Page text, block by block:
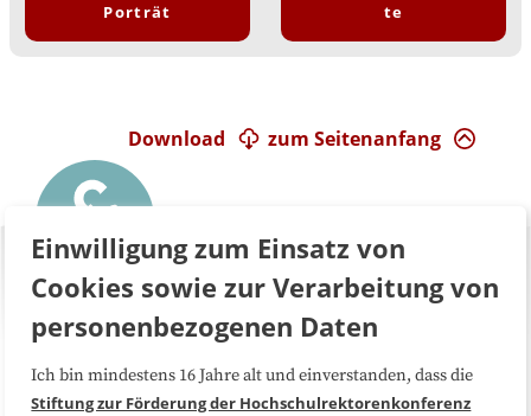
Porträt
te
zum Seitenanfang
Download
Über uns FAQ
Einwilligung zum Einsatz von
Cookies sowie zur Verarbeitung von
personenbezogenen Daten
Ich bin mindestens 16 Jahre alt und einverstanden, dass die
Stiftung zur Förderung der Hochschulrektorenkonferenz